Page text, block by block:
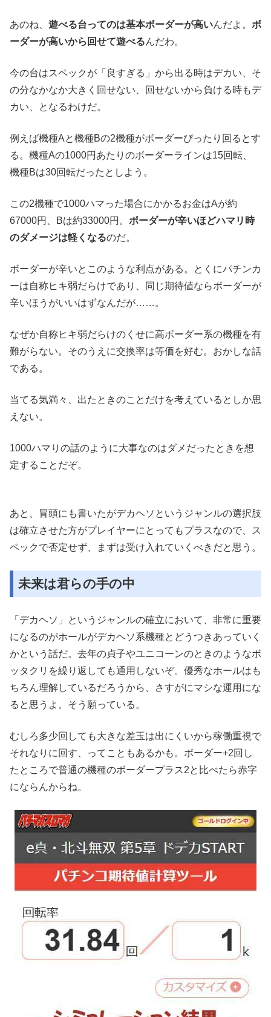
あのね、 遊べる台ってのは基本ボーダーが高いんだよ。 ボ
ーダーが高いから回せて遊べるんだわ。
今の台はスペックが「良すぎる」から出る時はデカい、そ
の分なかなか大きく回せない、回せないから負ける時もデ
カい、となるわけだ。
例えば機種Aと機種Bの2機種がボーダーぴったり回るとす
る。機種Aの1000円あたりのボーダーラインは15回転、
機種Bは30回転だったとしよう。
この2機種で1000ハマった場合にかかるお金はAが約
67000円、Bは約33000円。 ボーダーが辛いほどハマリ時
のダメージは軽くなるのだ。
ボーダーが辛いとこのような利点がある。とくにパチンカ
ーは自称ヒキ弱だらけであり、同じ期待値ならボーダーが
辛いほうがいいはずなんだが……。
なぜか自称ヒキ弱だらけのくせに高ボーダー系の機種を有
難がらない。そのうえに交換率は等価を好む。おかしな話
である。
当てる気満々、出たときのことだけを考えているとしか思
えない。
1000ハマりの話のように大事なのはダメだったときを想
定することだぞ。
あと、冒頭にも書いたがデカヘソというジャンルの選択肢
は確立させた方がプレイヤーにとってもプラスなので、ス
ペックで否定せず、まずは受け入れていくべきだと思う。
未来は君らの手の中
「デカヘソ」というジャンルの確立において、非常に重要
になるのがホールがデカヘソ系機種とどうつきあっていく
かという話だ。去年の貞子やユニコーンのときのようなボ
ッタクリを繰り返しても通用しないぞ。優秀なホールはも
ちろん理解しているだろうから、さすがにマシな運用にな
ると思うよ。そう願っている。
むしろ多少回しても大きな差玉は出にくいから稼働重視で
それなりに回す、ってこともあるかも。ボーダー+2回し
たところで普通の機種のボーダープラス2と比べたら赤字
にならんからね。